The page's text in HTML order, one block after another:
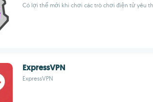
Có lợi thế mới khi chơi các trò chơi điện tử yêu
ExpressVPN
ExpressVPN